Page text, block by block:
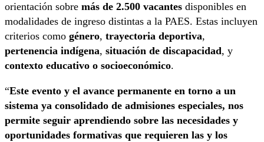
orientación sobre más de 2.500 vacantes disponibles en
modalidades de ingreso distintas a la PAES. Estas incluyen
criterios como género, trayectoria deportiva,
pertenencia indígena, situación de discapacidad, y
contexto educativo o socioeconómico.
“Este evento y el avance permanente en torno a un
sistema ya consolidado de admisiones especiales, nos
permite seguir aprendiendo sobre las necesidades y
oportunidades formativas que requieren las y los